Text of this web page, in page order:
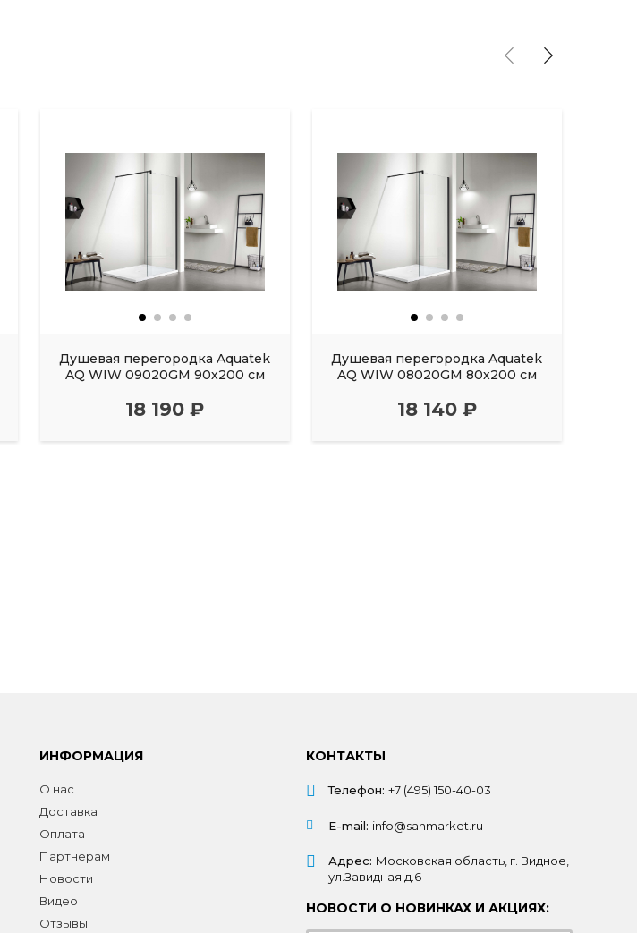
Душевая перегородка Aquatek
AQ WIW 09020GM 90х200 см
18 190 ₽
Душевая перегородка Aquatek
AQ WIW 08020GM 80х200 см
18 140 ₽
ИНФОРМАЦИЯ
О нас
Доставка
Оплата
Партнерам
Новости
Видео
Отзывы
КОНТАКТЫ
Телефон: +7 (495) 150-40-03
E-mail: info@sanmarket.ru
Адрес: Московская область, г. Видное,
ул.Завидная д.6
НОВОСТИ О НОВИНКАХ И АКЦИЯХ: